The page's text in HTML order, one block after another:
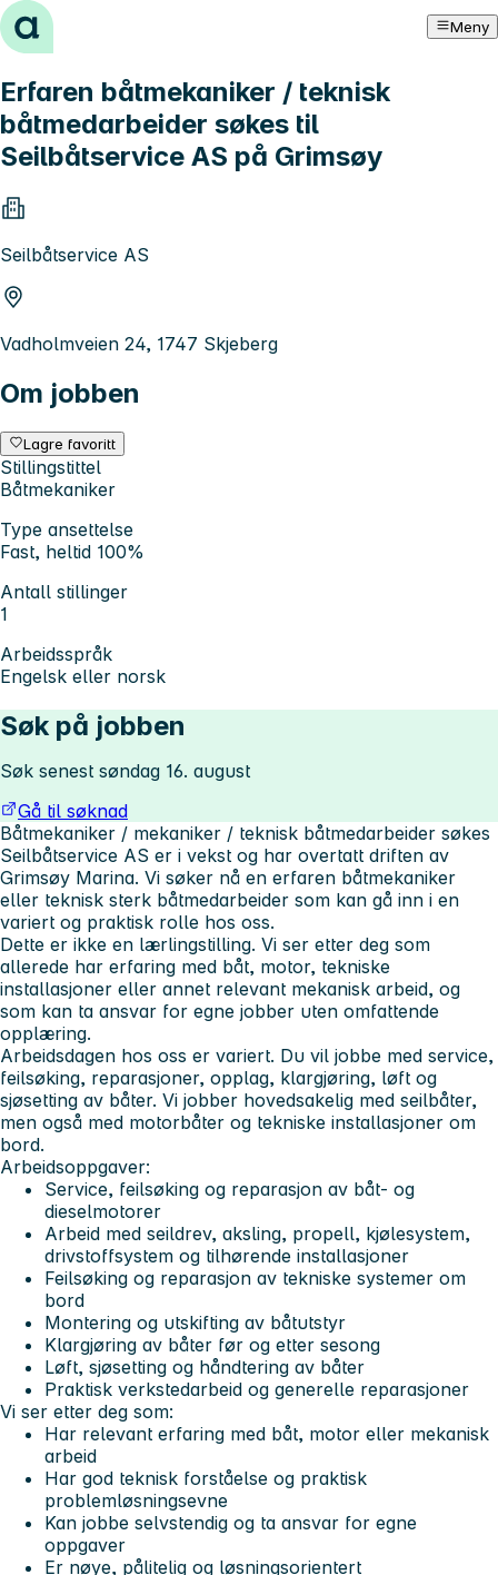
Hopp til innhold Meny
Erfaren båtmekaniker / teknisk
båtmedarbeider søkes til
Seilbåtservice AS på Grimsøy
Seilbåtservice AS
Vadholmveien 24, 1747 Skjeberg
Om jobben
Lagre favoritt
Stillingstittel
Båtmekaniker
Type ansettelse
Fast, heltid 100%
Antall stillinger
1
Arbeidsspråk
Engelsk eller norsk
Søk på jobben
Søk senest søndag 16. august
Gå til søknad
Båtmekaniker / mekaniker / teknisk båtmedarbeider søkes
Seilbåtservice AS er i vekst og har overtatt driften av
Grimsøy Marina. Vi søker nå en erfaren båtmekaniker
eller teknisk sterk båtmedarbeider som kan gå inn i en
variert og praktisk rolle hos oss.
Dette er ikke en lærlingstilling. Vi ser etter deg som
allerede har erfaring med båt, motor, tekniske
installasjoner eller annet relevant mekanisk arbeid, og
som kan ta ansvar for egne jobber uten omfattende
opplæring.
Arbeidsdagen hos oss er variert. Du vil jobbe med service,
feilsøking, reparasjoner, opplag, klargjøring, løft og
sjøsetting av båter. Vi jobber hovedsakelig med seilbåter,
men også med motorbåter og tekniske installasjoner om
bord.
Arbeidsoppgaver:
Service, feilsøking og reparasjon av båt- og
dieselmotorer
Arbeid med seildrev, aksling, propell, kjølesystem,
drivstoffsystem og tilhørende installasjoner
Feilsøking og reparasjon av tekniske systemer om
bord
Montering og utskifting av båtutstyr
Klargjøring av båter før og etter sesong
Løft, sjøsetting og håndtering av båter
Praktisk verkstedarbeid og generelle reparasjoner
Vi ser etter deg som:
Har relevant erfaring med båt, motor eller mekanisk
arbeid
Har god teknisk forståelse og praktisk
problemløsningsevne
Kan jobbe selvstendig og ta ansvar for egne
oppgaver
Er nøye, pålitelig og løsningsorientert